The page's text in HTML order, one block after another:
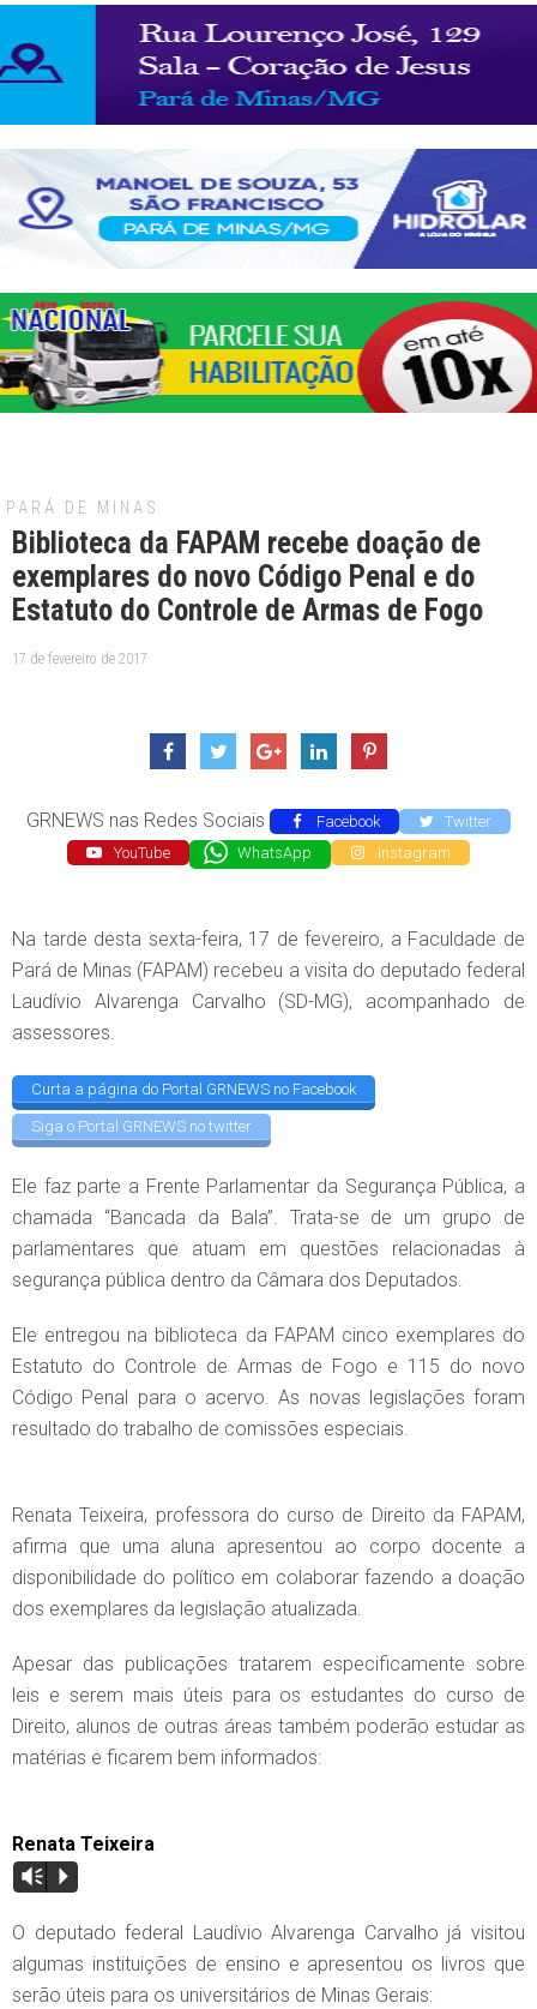
PARÁ DE MINAS
Biblioteca da FAPAM recebe doação de
exemplares do novo Código Penal e do
Estatuto do Controle de Armas de Fogo
17 de fevereiro de 2017
GRNEWS nas Redes Sociais Facebook
Twitter
YouTube
WhatsApp Instagram
Na tarde desta sexta-feira, 17 de fevereiro, a Faculdade de
Pará de Minas (FAPAM) recebeu a visita do deputado federal
Laudívio Alvarenga Carvalho (SD-MG), acompanhado de
assessores.
Curta a página do Portal GRNEWS no Facebook
Siga o Portal GRNEWS no twitter
Ele faz parte a Frente Parlamentar da Segurança Pública, a
chamada “Bancada da Bala”. Trata-se de um grupo de
parlamentares que atuam em questões relacionadas à
segurança pública dentro da Câmara dos Deputados.
Ele entregou na biblioteca da FAPAM cinco exemplares do
Estatuto do Controle de Armas de Fogo e 115 do novo
Código Penal para o acervo. As novas legislações foram
resultado do trabalho de comissões especiais.
Renata Teixeira, professora do curso de Direito da FAPAM,
afirma que uma aluna apresentou ao corpo docente a
disponibilidade do político em colaborar fazendo a doação
dos exemplares da legislação atualizada.
Apesar das publicações tratarem especificamente sobre
leis e serem mais úteis para os estudantes do curso de
Direito, alunos de outras áreas também poderão estudar as
matérias e ficarem bem informados:
Renata Teixeira
Vm P
O deputado federal Laudívio Alvarenga Carvalho já visitou
algumas instituições de ensino e apresentou os livros que
serão úteis para os universitários de Minas Gerais: